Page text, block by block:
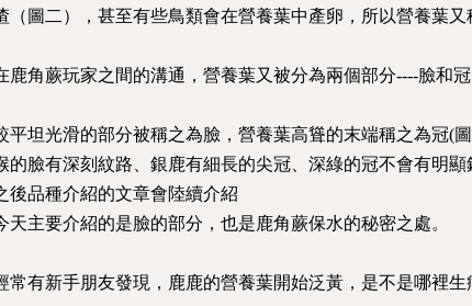
（圖二），甚至有些鳥類會在營養葉中產卵，所以營養葉又
鹿角蕨玩家之間的溝通，營養葉又被分為兩個部分----臉和冠
平坦光滑的部分被稱之為臉，營養葉高聳的末端稱之為冠(
的臉有深刻紋路、銀鹿有細長的尖冠、深綠的冠不會有明顯
後品種介紹的文章會陸續介紹
天主要介紹的是臉的部分，也是鹿角蕨保水的秘密之處。
常有新手朋友發現，鹿鹿的營養葉開始泛黃，是不是哪裡